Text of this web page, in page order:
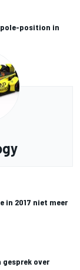
position in
in 2017 niet meer
gesprek over